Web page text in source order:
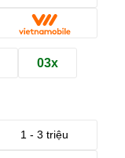
03x
1 - 3 triệu